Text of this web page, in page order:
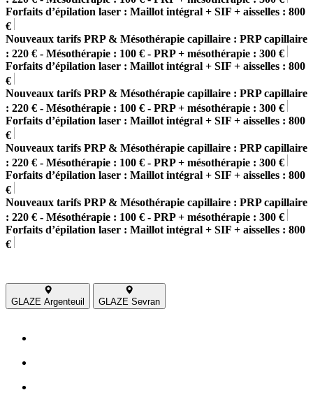
Forfaits d’épilation laser : Maillot intégral + SIF + aisselles : 800
€
Nouveaux tarifs PRP & Mésothérapie capillaire : PRP capillaire
: 220 € - Mésothérapie : 100 € - PRP + mésothérapie : 300 €
Forfaits d’épilation laser : Maillot intégral + SIF + aisselles : 800
€
Nouveaux tarifs PRP & Mésothérapie capillaire : PRP capillaire
: 220 € - Mésothérapie : 100 € - PRP + mésothérapie : 300 €
Forfaits d’épilation laser : Maillot intégral + SIF + aisselles : 800
€
Nouveaux tarifs PRP & Mésothérapie capillaire : PRP capillaire
: 220 € - Mésothérapie : 100 € - PRP + mésothérapie : 300 €
Forfaits d’épilation laser : Maillot intégral + SIF + aisselles : 800
€
Nouveaux tarifs PRP & Mésothérapie capillaire : PRP capillaire
: 220 € - Mésothérapie : 100 € - PRP + mésothérapie : 300 €
Forfaits d’épilation laser : Maillot intégral + SIF + aisselles : 800
€
GLAZE Argenteuil GLAZE Sevran